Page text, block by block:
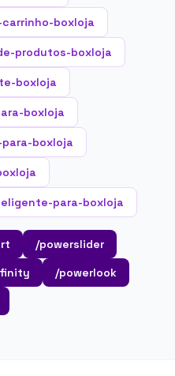
boxloja
produtos-boxloja
boxloja
boxloja
boxloja
para-boxloja
/powerslider
/powerlook